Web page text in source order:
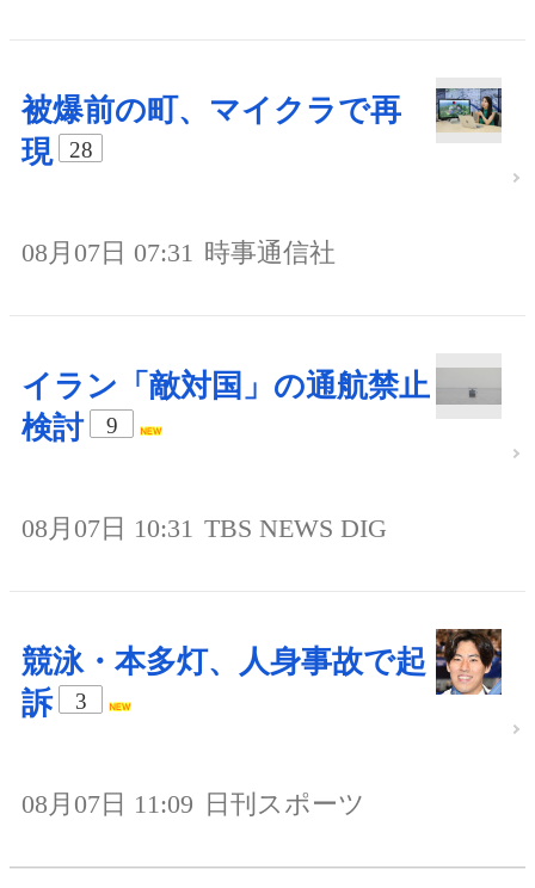
被爆前の町、マイクラで再
現
28
08月07日 07:31 時事通信社
イラン「敵対国」の通航禁止
検討
9
08月07日 10:31 TBS NEWS DIG
競泳・本多灯、人身事故で起
訴
3
08月07日 11:09 日刊スポーツ